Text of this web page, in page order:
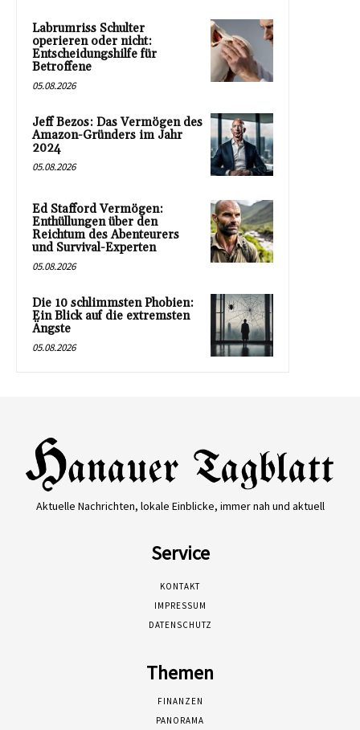
Labrumriss Schulter
operieren oder nicht:
Entscheidungshilfe für
Betroffene
05.08.2026
Jeff Bezos: Das Vermögen des
Amazon-Gründers im Jahr
2024
05.08.2026
Ed Stafford Vermögen:
Enthüllungen über den
Reichtum des Abenteurers
und Survival-Experten
05.08.2026
Die 10 schlimmsten Phobien:
Ein Blick auf die extremsten
Ängste
05.08.2026
Aktuelle Nachrichten, lokale Einblicke, immer nah und aktuell
Service
KONTAKT
IMPRESSUM
DATENSCHUTZ
Themen
FINANZEN
PANORAMA